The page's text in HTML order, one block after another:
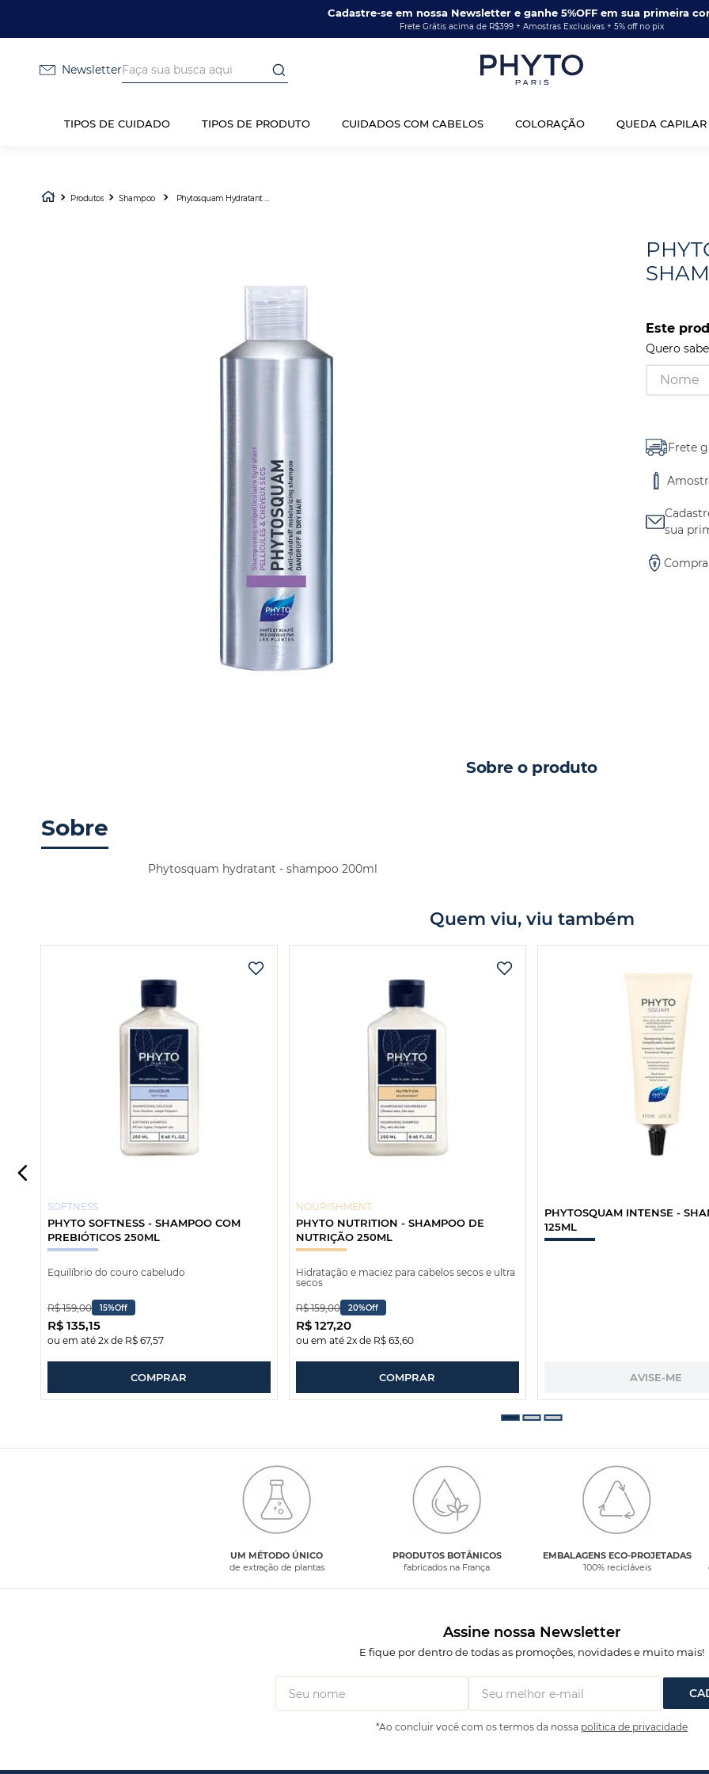
Cadastre-se em nossa Newsletter e ganhe 5%OFF em sua primeira
Frete Grátis acima de R$399 + Amostras Exclusivas + 5% off no pix
NewsletterFaça sua busca aqui
TIPOS DE CUIDADO TIPOS DE PRODUTO CUIDADOS COM CABELOS COLORAÇÃO QUEDA CAPILAR
Produtos Shampoo
Este
Quero
Frete
sua
Sobre o produto
Sobre
Phytosquam hydratant - shampoo 200ml
Quem viu, viu também
SOFTNESS
PHYTO SOFTNESS - SHAMPOO COM
PREBIÓTICOS 250ML
Equilíbrio do couro cabeludo
R$ 159,00 15%Off
R$ 135,15
ou em até 2x de R$ 67,57
COMPRAR
NOURISHMENT
PHYTO NUTRITION - SHAMPOO DE
NUTRIÇÃO 250ML
Hidratação e maciez para cabelos secos e ultra
secos
R$ 159,00 20%Off
R$ 127,20
ou em até 2x de R$ 63,60
COMPRAR
PHYTOSQUAM INTENSE -
125ML
AVISE-ME
UM MÉTODO ÚNICO
de extração de plantas
PRODUTOS BOTÂNICOS
fabricados na França
EMBALAGENS ECO-PROJETADAS
100% recicláveis
Assine nossa Newsletter
E fique por dentro de todas as promoções, novidades e muito mais!
*Ao concluir você com os termos da nossa política de privacidade